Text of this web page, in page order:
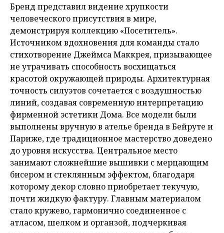
Бренд представил видение хрупкости
человеческого присутствия в мире,
демонстрируя коллекцию «Посетитель».
Источником вдохновения для команды стало
стихотворение Джеймса Маккрея, призывающее
не утрачивать способность восхищаться
красотой окружающей природы. Архитектурная
точность силуэтов сочетается с воздушностью
линий, создавая современную интерпретацию
фирменной эстетики Дома. Все модели были
выполнены вручную в ателье бренда в Бейруте и
Париже, где традиционное мастерство доведено
до уровня искусства. Центральное место
занимают сложнейшие вышивки с мерцающим
бисером и стеклянным эффектом, благодаря
которому декор словно приобретает текучую,
почти жидкую фактуру. Главным материалом
стало кружево, гармонично соединенное с
атласом, шелком и органзой, подчеркивая